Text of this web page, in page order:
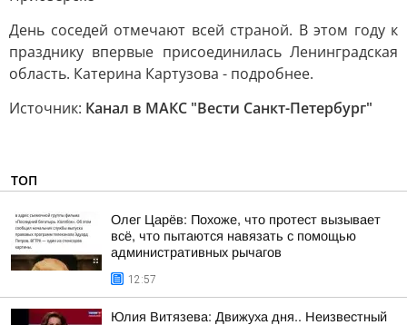
День соседей отмечают всей страной. В этом году к
празднику впервые присоединилась Ленинградская
область. Катерина Картузова - подробнее.
Источник: Канал в МАКС "Вести Санкт-Петербург"
ТОП
Олег Царёв: Похоже, что протест вызывает
всё, что пытаются навязать с помощью
административных рычагов
12:57
Юлия Витязева: Движуха дня.. Неизвестный